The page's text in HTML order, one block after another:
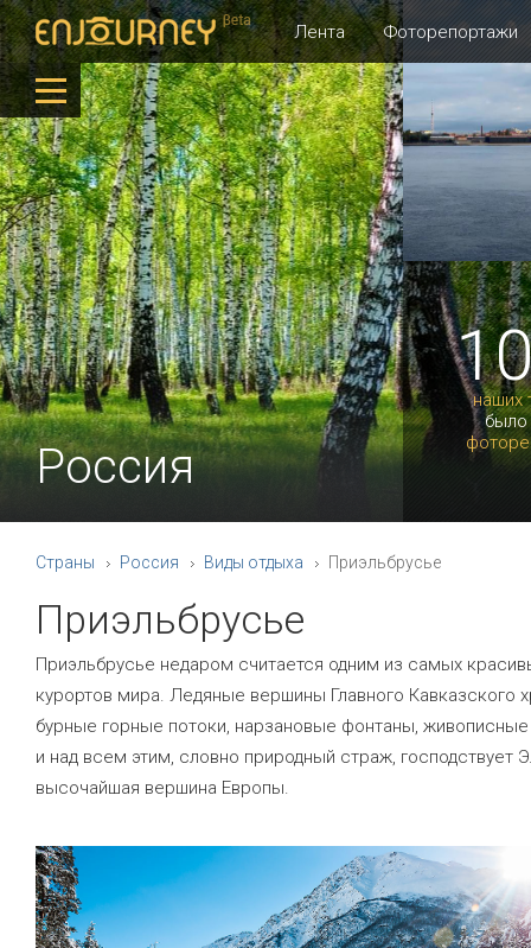
Лента Фоторепортажи
наших
было
Россия
Страны Россия Виды отдыха Приэльбрусье
Приэльбрусье
Приэльбрусье недаром считается одним из самых
курортов мира. Ледяные вершины Главного Кавказского
бурные горные потоки, нарзановые фонтаны,
и над всем этим, словно природный страж, господствует
высочайшая вершина Европы.